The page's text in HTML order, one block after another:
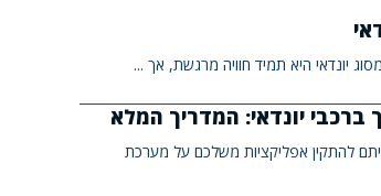
יונדאי היא תמיד חוויה מרגשת, אך ...
ברכבי יונדאי: המדריך המלא
להתקין אפליקציות משלכם על מערכת